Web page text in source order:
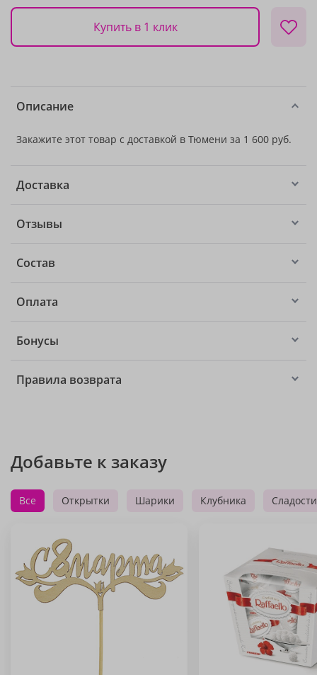
Купить в 1 клик
Описание
Закажите этот товар с доставкой в Тюмени за 1 600 руб.
Доставка
Отзывы
Состав
Оплата
Бонусы
Правила возврата
Добавьте к заказу
Все Открытки Шарики Клубника Сладости